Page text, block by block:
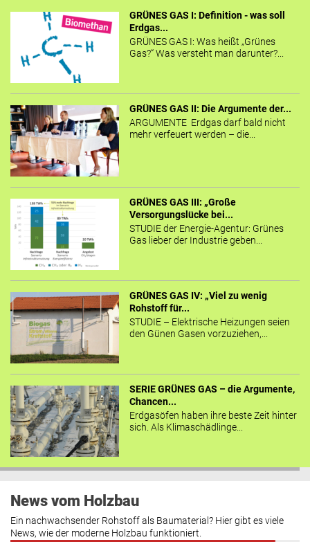
GRÜNES GAS I: Definition - was soll
Erdgas...
GRÜNES GAS I: Was heißt „Grünes
Gas?“ Was versteht man darunter?...
GRÜNES GAS II: Die Argumente der...
ARGUMENTE Erdgas darf bald nicht
mehr verfeuert werden – die...
GRÜNES GAS III: „Große
Versorgungslücke bei...
STUDIE der Energie-Agentur: Grünes
Gas lieber der Industrie geben...
GRÜNES GAS IV: „Viel zu wenig
Rohstoff für...
STUDIE – Elektrische Heizungen seien
den Günen Gasen vorzuziehen,...
SERIE GRÜNES GAS – die Argumente,
Chancen...
Erdgasöfen haben ihre beste Zeit hinter
sich. Als Klimaschädlinge...
News vom Holzbau
Ein nachwachsender Rohstoff als Baumaterial? Hier gibt es viele
News, wie der moderne Holzbau funktioniert.